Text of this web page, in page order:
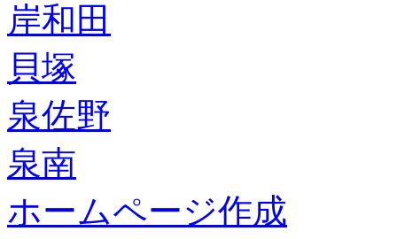
岸和田
貝塚
泉佐野
泉南
ホームページ作成